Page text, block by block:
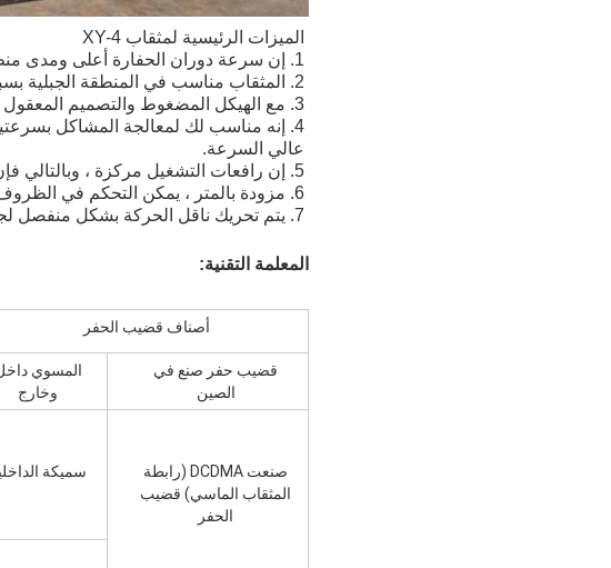
الميزات الرئيسية لمثقاب XY-4
1. إن سرعة دوران الحفارة أعلى ومدى منطقي لسرعة الدوران.عزم دوران كبير في سرعة منخفضة.
2. المثقاب مناسب في المنطقة الجبلية بسبب الوزن الخفيف لسهولة النقل والتفكيك المريح (يتم تفكيكه إلى تسعة أجزاء).
3. مع الهيكل المضغوط والتصميم المعقول ، وجميع المكونات المكشوفة وغير المتداخلة ، فهي أسهل في الصيانة والإصلاح.
4. إنه مناسب لك لمعالجة المشاكل
عالي السرعة.
5. إن رافعات التشغيل مركزة ، وبالتالي فإن العمليات موثوقة ومريحة.
6. مزودة بالمتر ، يمكن التحكم في الظروف بسهولة في الحفرة.
7. يتم تحريك ناقل الحركة بشكل منفصل لجهاز الحفر ومضخة الطين.من الأسهل ترتيب الموقع مع شغل مساحة أقل.
المعلمة التقنية:
أصناف قضيب الحفر
قضيب حفر صنع في
الصين
المسوي
وخارج
صنعت DCDMA (رابطة
المثقاب الماسي) قضيب
الحفر
سميكة